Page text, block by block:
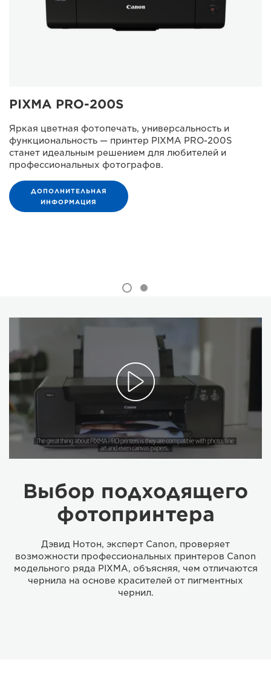
PIXMA PRO-200S
Яркая цветная фотопечать, универсальность и
функциональность — принтер PIXMA PRO-200S
станет идеальным решением для любителей и
профессиональных фотографов.
ДОПОЛНИТЕЛЬНАЯ
ИНФОРМАЦИЯ
Выбор подходящего
фотопринтера
Дэвид Нотон, эксперт Canon, проверяет
возможности профессиональных принтеров Canon
модельного ряда PIXMA, объясняя, чем отличаются
чернила на основе красителей от пигментных
чернил.